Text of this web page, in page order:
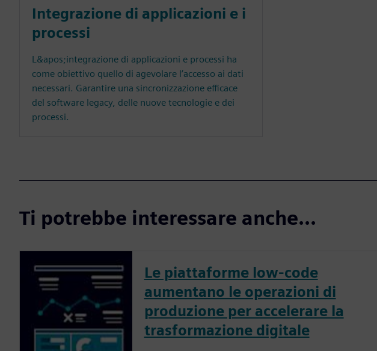
Integrazione di applicazioni e i
processi
L&apos;integrazione di applicazioni e processi ha
come obiettivo quello di agevolare l’accesso ai dati
necessari. Garantire una sincronizzazione efficace
del software legacy, delle nuove tecnologie e dei
processi.
Ti potrebbe interessare anche...
Le piattaforme low-code
aumentano le operazioni di
produzione per accelerare la
trasformazione digitale